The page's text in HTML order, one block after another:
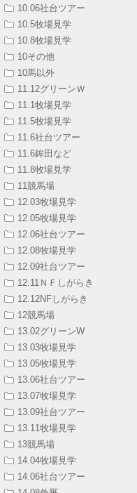
10.06社台ツアー
10.5牧場見学
10.8牧場見学
10その他
10馬以外
11.12グリーンＷ
11.1牧場見学
11.5牧場見学
11.6社台ツアー
11.6鉾田など
11.8牧場見学
11競馬場
12.03牧場見学
12.05牧場見学
12.06社台ツアー
12.08牧場見学
12.09社台ツアー
12.11ＮＦしがらき
12.12NFしがらき
12競馬場
13.02グリーンW
13.03牧場見学
13.05牧場見学
13.06社台ツアー
13.07牧場見学
13.09社台ツアー
13.11牧場見学
13競馬場
14.04牧場見学
14.06社台ツアー